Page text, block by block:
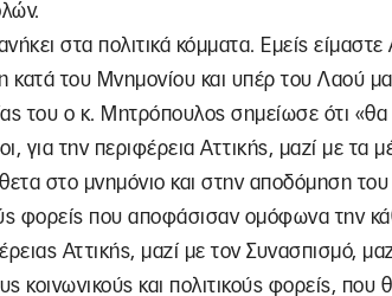
στα πολιτικά κόμματα. Εμείς είμαστε
κατά του Μνημονίου και υπέρ του Λαού
του ο κ. Μητρόπουλος σημείωσε ότι
για την περιφέρεια Αττικής, μαζί με τα
στο μνημόνιο και στην αποδόμηση του
φορείς που αποφάσισαν ομόφωνα την
Αττικής, μαζί με τον Συνασπισμό,
κοινωνικούς και πολιτικούς φορείς, που